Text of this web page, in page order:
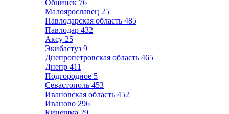
Обнинск 76
Малоярославец 25
Павлодарская область 485
Павлодар 432
Аксу 25
Экибастуз 9
Днепропетровская область 465
Днепр 411
Подгородное 5
Севастополь 453
Ивановская область 452
Иваново 296